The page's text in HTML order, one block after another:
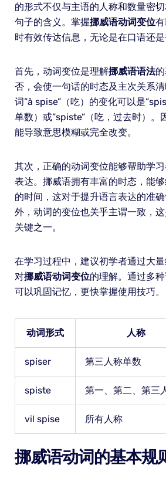
的形式不仅与主语的人称和数量密
句子的含义。掌握挪威语动词变位
时有效传达信息，无论是在口语还是
首先，动词变位是理解挪威语语法
否，会使一句话的时态及主次关系
词”å spise”（吃）的变化可以是
单数）或”spiste”（吃，过去时）。
能导致意思模糊或完全改变。
其次，正确的动词变位能够帮助学
表达。挪威语拥有丰富的时态，能
的时间，这对于提升语言表达的准
外，动词的变位也关乎主谓一致，
关键之一。
在学习过程中，建议初学者通过大
对挪威语动词变位的理解。通过多
可以巩固记忆，更快掌握使用技巧。
动词形式 人称
spiser 第三人称单数
spiste 第一、第二、第三
vil spise 所有人称
挪威语动词的基本规